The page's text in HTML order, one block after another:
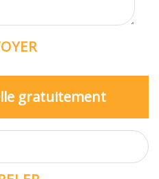
gratuitement